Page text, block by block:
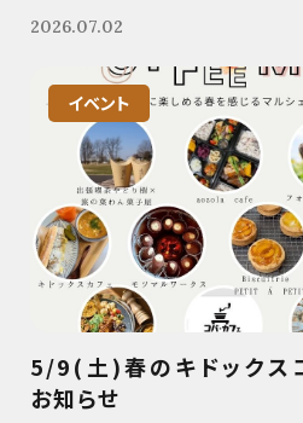
2026.07.02
イベント
5/9(土)春のキドックス
お知らせ